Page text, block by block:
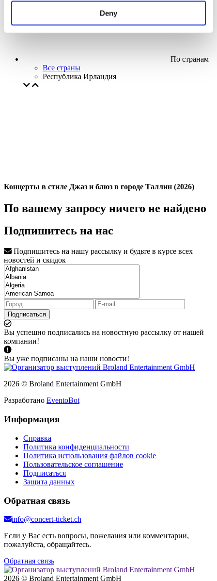
Deny
По странам
Все страны
Республика Ирландия
Концерты в стиле Джаз и блюз в городе Таллин (2026)
По вашему запросу ничего не найдено
Подпишитесь на нас
Подпишитесь на нашу рассылку и будьте в курсе всех
новостей и скидок
Подписаться
Вы успешно подписались на новостную рассылку от нашей
компании!
Вы уже подписаны на наши новости!
2026 © Broland Entertainment GmbH
Разработано EventoBot
Информация
Справка
Политика конфиденциальности
Политика использования файлов cookie
Пользовательское соглашение
Подписаться
Защита данных
Обратная связь
info@concert-ticket.ch
Если у Вас есть вопросы, пожелания или комментарии,
пожалуйста, обращайтесь.
Обратная связь
2026 © Broland Entertainment GmbH